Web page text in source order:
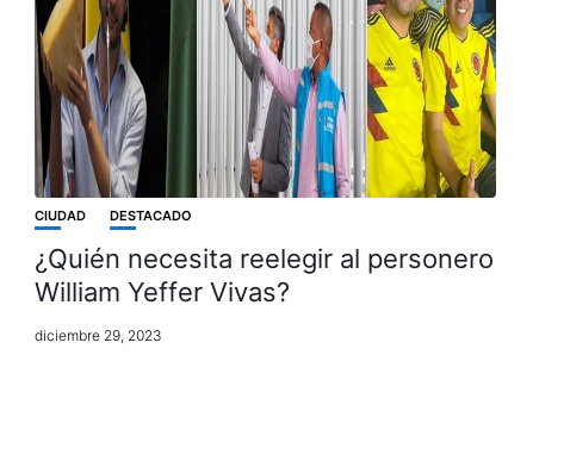
CIUDAD DESTACADO
¿Quién necesita reelegir al personero
William Yeffer Vivas?
diciembre 29, 2023